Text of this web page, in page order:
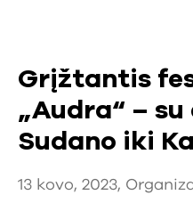
Grįžtantis
„Audra“ –
Sudano iki
13 kovo, 2023,